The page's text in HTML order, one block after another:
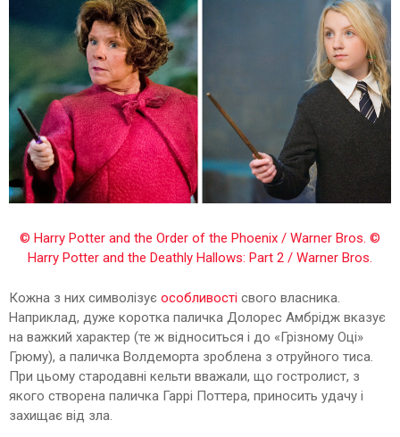
© Harry Potter and the Order of the Phoenix / Warner Bros. ©
Harry Potter and the Deathly Hallows: Part 2 / Warner Bros.
Кожна з них символізує особливості свого власника.
Наприклад, дуже коротка паличка Долорес Амбрідж вказує
на важкий характер (те ж відноситься і до «Грізному Оці»
Грюму), а паличка Волдеморта зроблена з отруйного тиса.
При цьому стародавні кельти вважали, що гостролист, з
якого створена паличка Гаррі Поттера, приносить удачу і
захищає від зла.